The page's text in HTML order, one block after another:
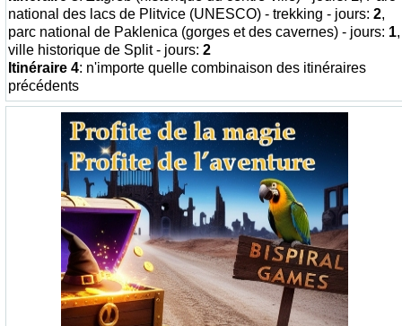
national des lacs de Plitvice (UNESCO) - trekking - jours: 2,
parc national de Paklenica (gorges et des cavernes) - jours: 1,
ville historique de Split - jours: 2
Itinéraire 4: n'importe quelle combinaison des itinéraires
précédents